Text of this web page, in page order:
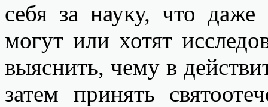
себя за науку, что даже
могут или хотят
выяснить, чему в
затем принять